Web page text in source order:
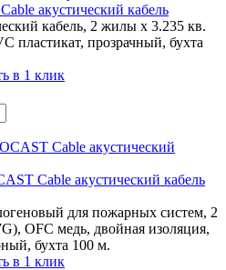
акустический кабель
кабель, 2 жилы х 3.235 кв.
пластикат, прозрачный, бухта
в 1 клик
Cable акустический кабель
для пожарных систем, 2
OFC медь, двойная изоляция,
бухта 100 м.
в 1 клик